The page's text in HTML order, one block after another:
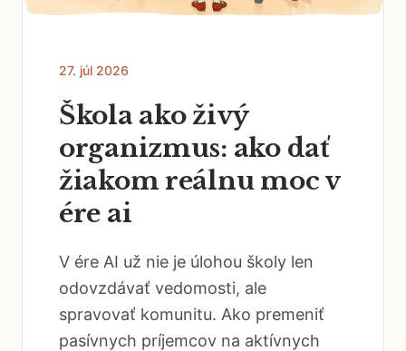
27. júl 2026
Škola ako živý
organizmus: ako dať
žiakom reálnu moc v
ére ai
V ére AI už nie je úlohou školy len
odovzdávať vedomosti, ale
spravovať komunitu. Ako premeniť
pasívnych príjemcov na aktívnych